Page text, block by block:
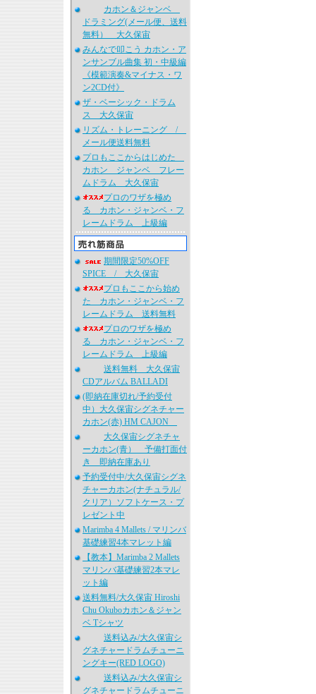
カホン＆ジャンベ
ドラミング(メール便、送料
無料） 大久保宙
みんなで叩こう カホン・ア
ンサンブル曲集 初・中級編
《模範演奏&マイナス・ワ
ン2CD付》
ザ・ベーシック・ドラム
ス 大久保宙
リズム・トレーニング /
メール便送料無料
プロもここからはじめた
カホン ジャンベ フレー
ムドラム 大久保宙
プロのワザを極め
る カホン・ジャンベ・フ
レームドラム 上級編
期間限定50%OFF
SPICE / 大久保宙
プロもここから始め
た カホン・ジャンベ・フ
レームドラム 送料無料
プロのワザを極め
る カホン・ジャンベ・フ
レームドラム 上級編
送料無料 大久保宙
CDアルバム BALLADI
(即納在庫切れ/予約受付
中）大久保宙シグネチャー
カホン(赤) HM CAJON
大久保宙シグネチャ
ーカホン(青） 予備打面付
き 即納在庫あり
予約受付中/大久保宙シグネ
チャーカホン(ナチュラル/
クリア）ソフトケース・プ
レゼント中
Marimba 4 Mallets / マリンバ
基礎練習4本マレット編
【教本】Marimba 2 Mallets
マリンバ基礎練習2本マレ
ット編
送料無料/大久保宙 Hiroshi
Chu Okuboカホン＆ジャン
ベ Tシャツ
送料込み/大久保宙シ
グネチャードラムチューニ
ングキー(RED LOGO)
送料込み/大久保宙シ
グネチャードラムチューニ